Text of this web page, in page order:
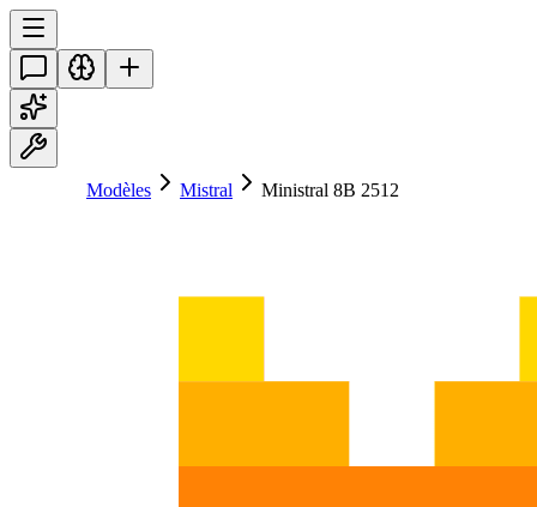
Modèles Mistral Ministral 8B 2512